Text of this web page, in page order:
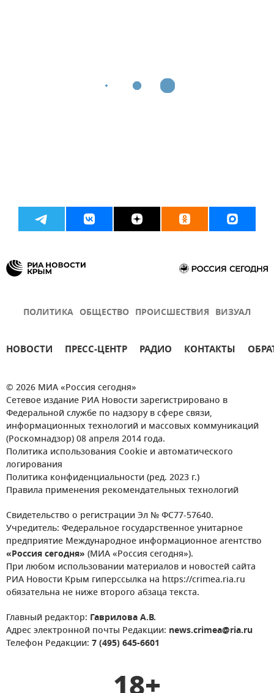
ПОЛИТИКА ОБЩЕСТВО ПРОИСШЕСТВИЯ ВИЗУАЛ
НОВОСТИ ПРЕСС-ЦЕНТР РАДИО КОНТАКТЫ
© 2026 МИА «Россия сегодня»
Сетевое издание РИА Новости зарегистрировано в
Федеральной службе по надзору в сфере связи,
информационных технологий и массовых коммуникаций
(Роскомнадзор) 08 апреля 2014 года.
Политика использования Cookie и автоматического
логирования
Политика конфиденциальности (ред. 2023 г.)
Правила применения рекомендательных технологий
Свидетельство о регистрации Эл № ФС77-57640.
Учредитель: Федеральное государственное унитарное
предприятие Международное информационное агентство
«Россия сегодня» (МИА «Россия сегодня»).
При любом использовании материалов и новостей сайта
РИА Новости Крым гиперссылка на https://crimea.ria.ru
обязательна не ниже второго абзаца текста.
Главный редактор: Гаврилова А.В.
Адрес электронной почты Редакции: news.crimea@ria.ru
Телефон Редакции: 7 (495) 645-6601